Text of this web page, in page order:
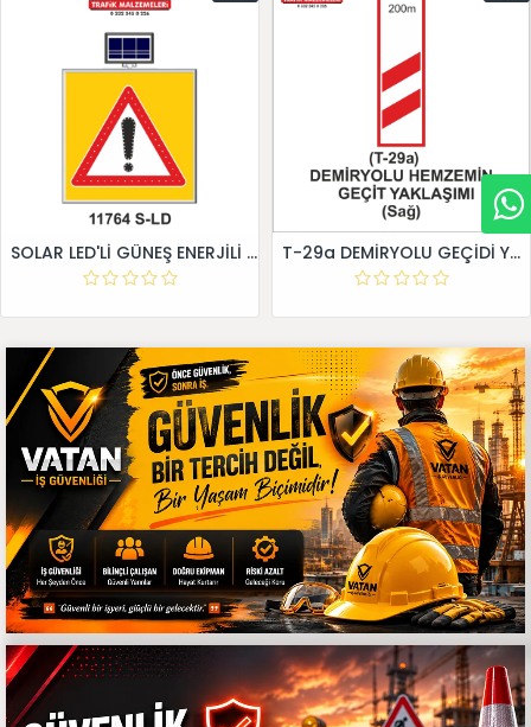
SOLAR LED'Lİ GÜNEŞ ENERJİLİ LEVHA T-29a DEMİRYOLU GEÇİDİ YAKLAŞIM LEVHALARI (Sağ)